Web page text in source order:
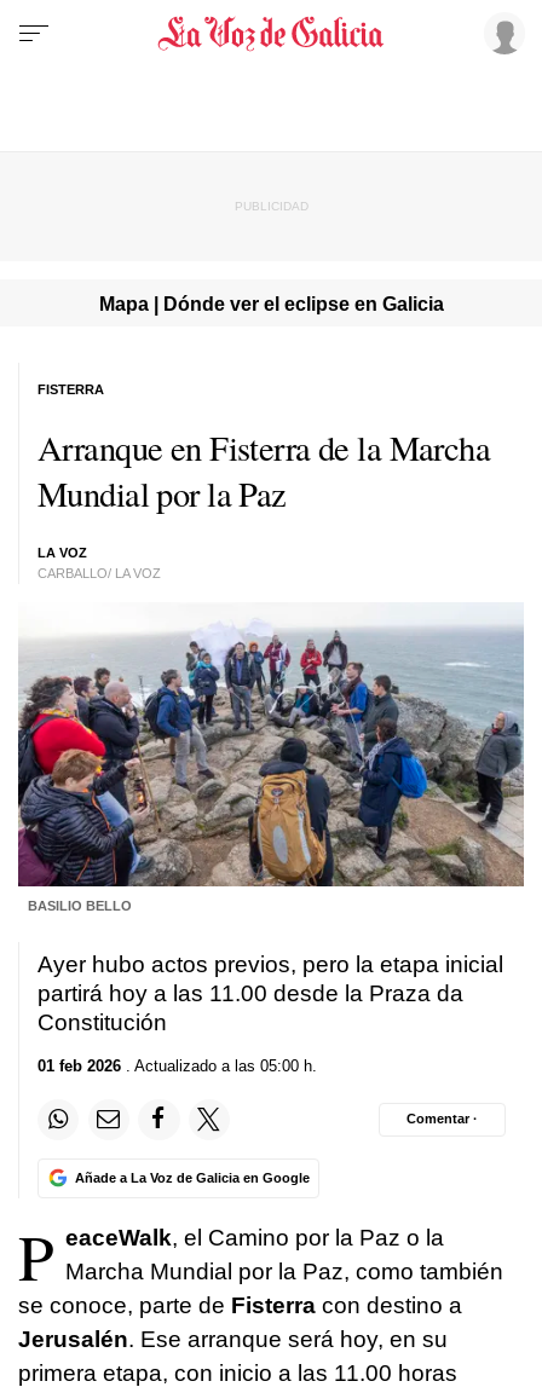
Mapa | Dónde ver el eclipse en Galicia
Arranque en Fisterra de la Marcha
Mundial por la Paz
LA VOZ
CARBALLO/ LA VOZ
FISTERRA
BASILIO BELLO
Ayer hubo actos previos, pero la etapa inicial
partirá hoy a las 11.00 desde la Praza da
Constitución
01 feb 2026 . Actualizado a las 05:00 h.
Añade a La Voz de Galicia en Google
Comentar ·
P eaceWalk, el Camino por la Paz o la
Marcha Mundial por la Paz, como también
se conoce, parte de Fisterra con destino a
Jerusalén. Ese arranque será hoy, en su
primera etapa, con inicio a las 11.00 horas